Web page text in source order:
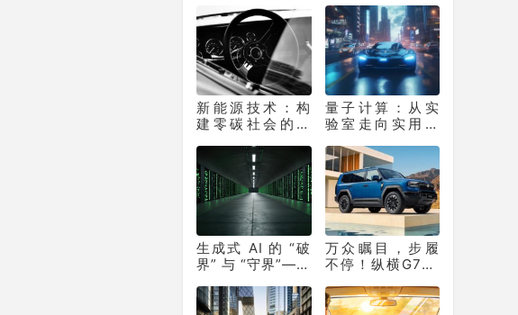
边界
新能源技术：构
建零碳社会的核
量子计算：从实
验室走向实用化
生成式 AI 的 “破
界” 与 “守界”——
双重革命
万众瞩目，步履
不停！纵横G700
破10331辆！